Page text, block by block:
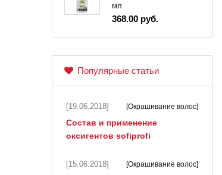
мл
368.00 руб.
Популярные статьи
[19.06.2018] [Окрашивание волос]
Состав и применение
оксигентов sofiprofi
[15.06.2018] [Окрашивание волос]